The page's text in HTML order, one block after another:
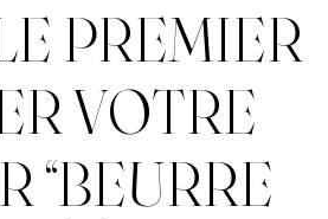
PREMIER
VOTRE
“BEURRE